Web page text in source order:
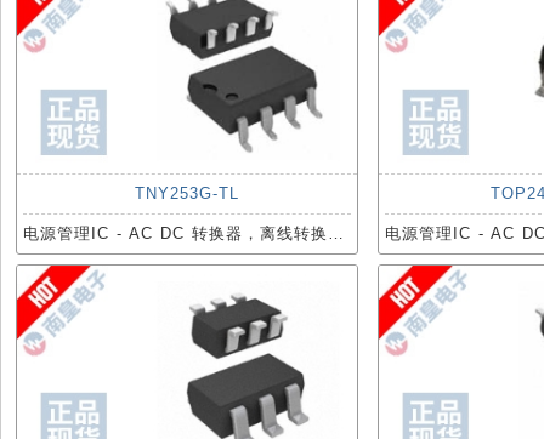
TNY253G-TL
电源管理IC - AC DC 转换器，离线转换开关